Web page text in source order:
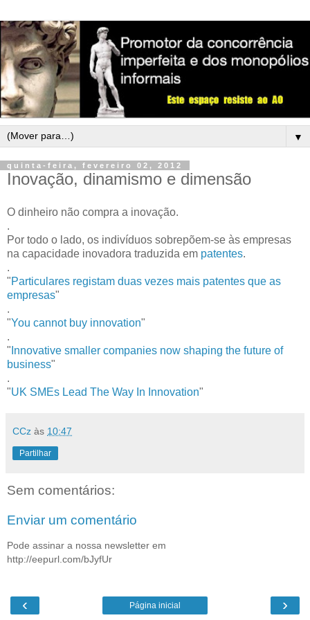
▼
quinta-feira, fevereiro 02, 2012
Inovação, dinamismo e dimensão
O dinheiro não compra a inovação.
.
Por todo o lado, os indivíduos sobrepõem-se às empresas
na capacidade inovadora traduzida em patentes.
.
"Particulares registam duas vezes mais patentes que as
empresas"
.
"You cannot buy innovation"
.
" Innovative smaller companies now shaping the future of
business"
.
"UK SMEs Lead The Way In Innovation"
CCz às 10:47
Partilhar
Sem comentários:
Enviar um comentário
Pode assinar a nossa newsletter em
http://eepurl.com/bJyfUr
‹ ›
Página inicial